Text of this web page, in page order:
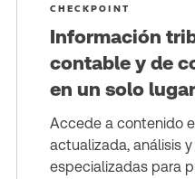
CHECKPOINT
Información
contable y de
en un solo lugar
Accede a contenido
actualizada, análisis
especializadas para